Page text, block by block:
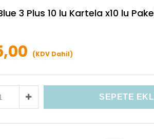
3 Plus 10 lu Kartela x10 lu
(KDV Dahil)